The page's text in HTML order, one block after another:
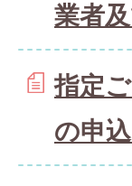
業者
指定
の申